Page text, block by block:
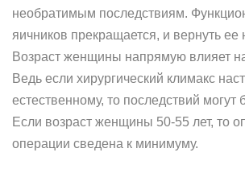
необратимым последствиям.
яичников прекращается, и вернуть ее
Возраст женщины напрямую влияет
Ведь если хирургический климакс
естественному, то последствий
Если возраст женщины 50-55 лет, то
операции сведена к минимуму.